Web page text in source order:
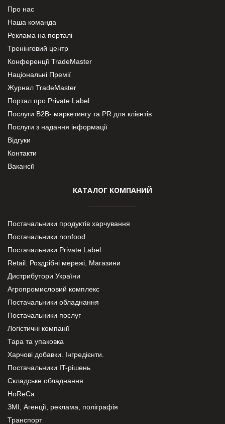
Про нас
Наша команда
Реклама на порталі
Тренінговий центр
Конференції TradeMaster
Національні Премії
Журнал TradeMaster
Портал про Private Label
Послуги В2В- маркетингу та PR для клієнтів
Послуги з надання інформації
Відгуки
Контакти
Вакансії
КАТАЛОГ КОМПАНИЙ
Постачальники продуктів харчування
Постачальники nonfood
Постачальники Private Label
Retail. Роздрібні мережі, Магазини
Дистрибутори України
Агропромисловий комплекс
Постачальники обладнання
Постачальники послуг
Логістичні компанії
Тара та упаковка
Харчові добавки. Інгредієнти.
Постачальники IT-рішень
Складське обладнання
HoReCa
ЗМІ, Агенції, реклама, поліграфія
Транспорт